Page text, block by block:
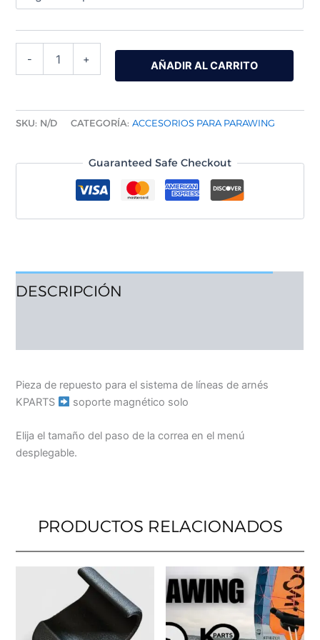
- +
AÑADIR AL CARRITO
SKU: N/D CATEGORÍA:ACCESORIOS PARA PARAWING
Guaranteed Safe Checkout
DESCRIPCIÓN
Pieza de repuesto para el sistema de líneas de arnés
KPARTS
soporte magnético solo
Elija el tamaño del paso de la correa en el menú
desplegable.
PRODUCTOS RELACIONADOS
Este
producto
tiene
múltiples